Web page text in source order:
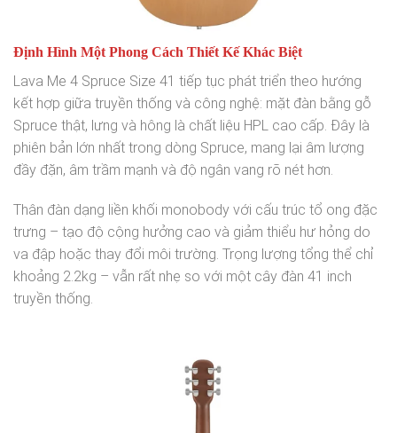
Định Hình Một Phong Cách Thiết Kế Khác Biệt
Lava Me 4 Spruce Size 41 tiếp tục phát triển theo hướng
kết hợp giữa truyền thống và công nghệ: mặt đàn bằng gỗ
Spruce thật, lưng và hông là chất liệu HPL cao cấp. Đây là
phiên bản lớn nhất trong dòng Spruce, mang lại âm lượng
đầy đặn, âm trầm mạnh và độ ngân vang rõ nét hơn.
Thân đàn dạng liền khối monobody với cấu trúc tổ ong đặc
trưng – tạo độ cộng hưởng cao và giảm thiểu hư hỏng do
va đập hoặc thay đổi môi trường. Trọng lượng tổng thể chỉ
khoảng 2.2kg – vẫn rất nhẹ so với một cây đàn 41 inch
truyền thống.